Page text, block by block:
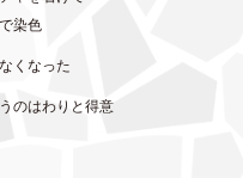
染色
くなった
のはわりと得意